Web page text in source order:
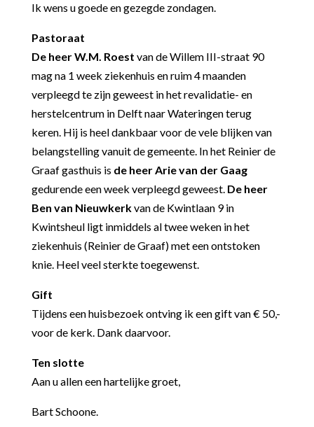
Ik wens u goede en gezegde zondagen.
Pastoraat
De heer W.M. Roest van de Willem III-straat 90
mag na 1 week ziekenhuis en ruim 4 maanden
verpleegd te zijn geweest in het revalidatie- en
herstelcentrum in Delft naar Wateringen terug
keren. Hij is heel dankbaar voor de vele blijken van
belangstelling vanuit de gemeente. In het Reinier de
Graaf gasthuis is de heer Arie van der Gaag
gedurende een week verpleegdgeweest. De heer
Ben van Nieuwkerkvan de Kwintlaan 9 in
Kwintsheul ligt inmiddels al twee weken in het
ziekenhuis (Reinier de Graaf) met een ontstoken
knie. Heel veel sterkte toegewenst.
Gift
Tijdens een huisbezoek ontving ik een gift van € 50,-
voor de kerk. Dank daarvoor.
Ten slotte
Aan u allen een hartelijke groet,
Bart Schoone.